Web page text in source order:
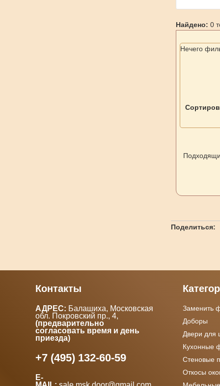
Найдено: 0
Нечего
Поделиться:
Контакты
АДРЕС: Балашиха, Московская
обл. Покровский пр., 4,
(предварительно
согласовать время и день
приезда)
+7 (495) 132-60-59
E-
Заменить
Доборы
Двери для
Кухонные
Стеновые
Откосы